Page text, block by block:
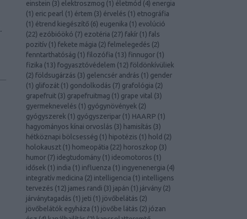
.
einstein (3) elektroszmog (1) életmód (4) energia
(1) eric pearl (1) értem (3) érvelés (1) etnográfia
(1) étrend kiegészítő (6) eugenika (1) evolúció
(22) ezóbióökó (7) ezotéria (27) fakír (1) fals
pozitív (1) fekete mágia (2) felmelegedés (2)
fenntarthatóság (1) filozófia (13) finnugor (1)
fizika (13) fogyasztóvédelem (12) földönkívüliek
(2) földsugárzás (3) gelencsér andrás (1) gender
(1) glifozát (1) gondolkodás (7) grafológia (2)
grapefruit (3) grapefruitmag (1) grape vital (3)
gyermeknevelés (1) gyógynövények (2)
gyógyszerek (1) gyógyszeripar (1) HAARP (1)
hagyományos kínai orvoslás (3) hamisítás (3)
hétköznapi bölcsesség (1) hipotézis (1) hold (2)
holokauszt (1) homeopátia (22) horoszkop (3)
humor (7) idegtudomány (1) ideomotoros (1)
idősek (1) india (1) influenza (1) ingyenenergia (4)
integratív medicina (2) intelligencia (1) intelligens
tervezés (12) james randi (3) japán (1) járvány (2)
járványtagadás (1) jeti (1) jövőbelátás (2)
jövőbelátók egyháza (1) jövőbe látás (2) józan